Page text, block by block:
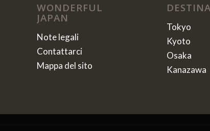
WONDERFUL
JAPAN
Note legali
Contattarci
Mappa del sito
Tokyo
Kyoto
Osaka
Kanazawa